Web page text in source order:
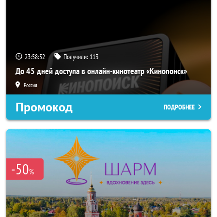
23:58:50 Получили: 113
До 45 дней доступа в онлайн-кинотеатр «Кинопоиск»
Россия
Промокод ПОДРОБНЕЕ
-50%